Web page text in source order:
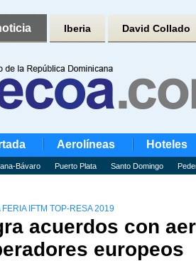
Iberia David Collado
Aerolíneas Hoteles
Bávaro Puerto Plata Santo Domingo
FERIA IFTM TOP-RESA 2019
acuerdos con
europeos